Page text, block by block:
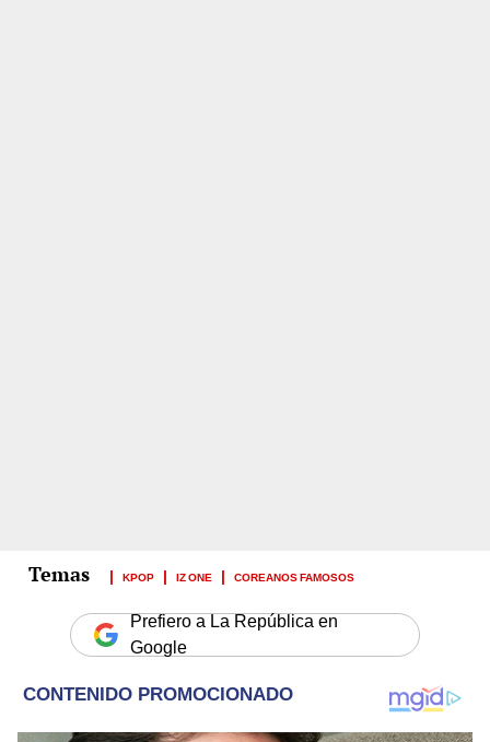
KPOP IZ ONE COREANOS FAMOSOS
Prefiero a La República en
Google